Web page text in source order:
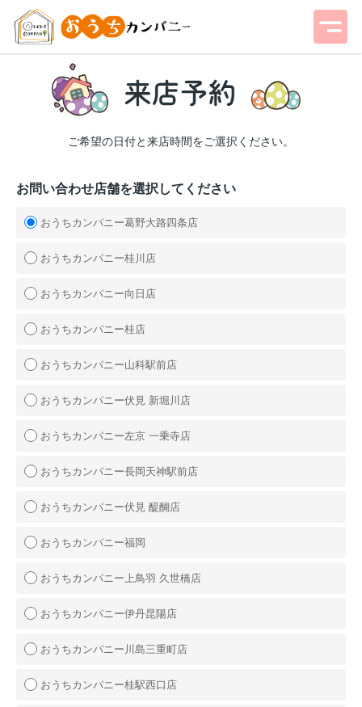
ご希望の日付と来店時間をご選択ください。
お問い合わせ店舗を選択してください
おうちカンパニー葛野大路四条店
おうちカンパニー桂川店
おうちカンパニー向日店
おうちカンパニー桂店
おうちカンパニー山科駅前店
おうちカンパニー伏見 新堀川店
おうちカンパニー左京 一乗寺店
おうちカンパニー長岡天神駅前店
おうちカンパニー伏見 醍醐店
おうちカンパニー福岡
おうちカンパニー上鳥羽 久世橋店
おうちカンパニー伊丹昆陽店
おうちカンパニー川島三重町店
おうちカンパニー桂駅西口店